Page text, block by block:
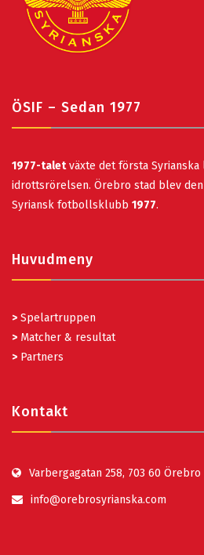
ÖSIF – Sedan 1977
1977-taletväxte det första Syrianska
idrottsrörelsen. Örebro stad blev
Syriansk fotbollsklubb 1977.
Huvudmeny
> Spelartruppen
> Matcher & resultat
> Partners
Kontakt
Varbergagatan 258, 703 60 Örebro
info@orebrosyrianska.com